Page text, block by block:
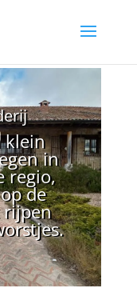
klein
in
regio,
de
rijpen